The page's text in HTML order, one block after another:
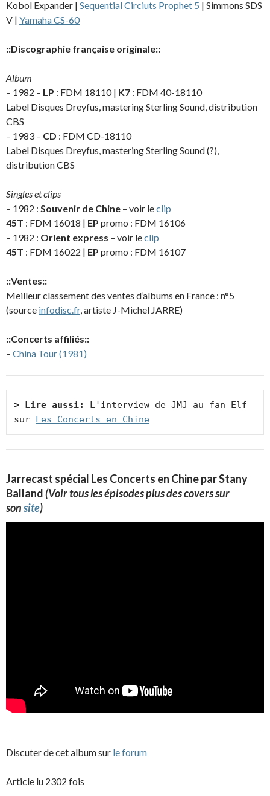
Kobol Expander | Sequential Circiuts Prophet 5 | Simmons SDS
V | Yamaha CS-60
::Discographie française originale::
Album
– 1982 – LP : FDM 18110 | K7 : FDM 40-18110
Label Disques Dreyfus, mastering Sterling Sound, distribution
CBS
– 1983 – CD : FDM CD-18110
Label Disques Dreyfus, mastering Sterling Sound (?),
distribution CBS
Singles et clips
– 1982 : Souvenir de Chine – voir leclip
45T : FDM 16018 | EP promo : FDM 16106
– 1982 : Orient express – voir leclip
45T : FDM 16022 | EP promo : FDM 16107
::Ventes::
Meilleur classement des ventes d’albums en France : n°5
(source infodisc.fr, artiste J-Michel JARRE)
::Concerts affiliés::
– China Tour (1981)
> Lire aussi:
L'interview de JMJ au fan Elf
sur Les Concerts en Chine
Jarrecast spécial Les Concerts en Chine par Stany
Balland(Voir tous les épisodes plus des covers sur
sonsite)
Discuter de cet album sur le forum
Article lu 2302 fois